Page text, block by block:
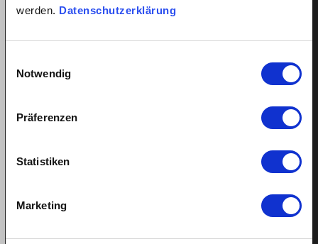
werden. Datenschutzerklärung
Notwendig
Präferenzen
Statistiken
Marketing
All about employment relationships
Minimum wage for domestic help
Salary payment in case of sickness